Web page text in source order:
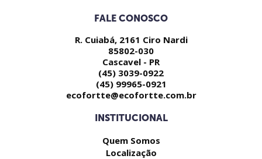
FALE CONOSCO
R. Cuiabá, 2161 Ciro Nardi
85802-030
Cascavel - PR
(45) 3039-0922
(45) 99965-0921
ecofortte@ecofortte.com.br
INSTITUCIONAL
Quem Somos
Localização